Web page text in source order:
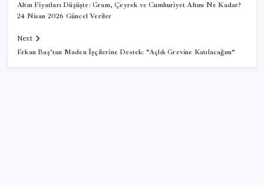
Altın Fiyatları Düşüşte: Gram, Çeyrek ve Cumhuriyet Altını Ne Kadar?
24 Nisan 2026 Güncel Veriler
Next
Erkan Baş’tan Maden İşçilerine Destek: “Açlık Grevine Katılacağım”